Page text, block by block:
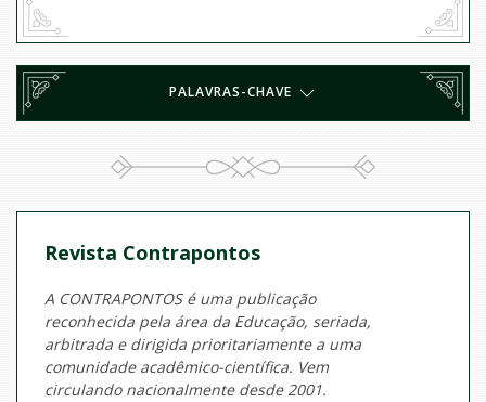
PALAVRAS-CHAVE
Revista Contrapontos
A CONTRAPONTOS é uma publicação
reconhecida pela área da Educação, seriada,
arbitrada e dirigida prioritariamente a uma
comunidade acadêmico-científica. Vem
circulando nacionalmente desde 2001.